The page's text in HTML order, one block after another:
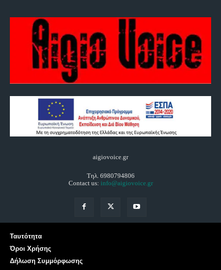
aigiovoice.gr
Τηλ. 6980794806
Contact us: info@aigiovoice.gr
Ταυτότητα
Όροι Χρήσης
Δήλωση Συμμόρφωσης